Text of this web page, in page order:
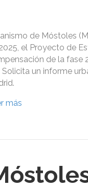
de Móstoles
el Proyecto de
de la fase
Solicita un informe
más